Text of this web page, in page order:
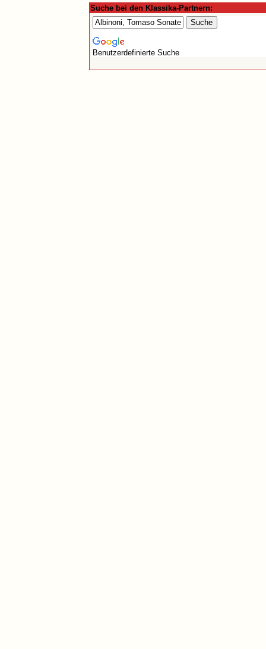
Suche bei den Klassika-Partnern:
Benutzerdefinierte Suche